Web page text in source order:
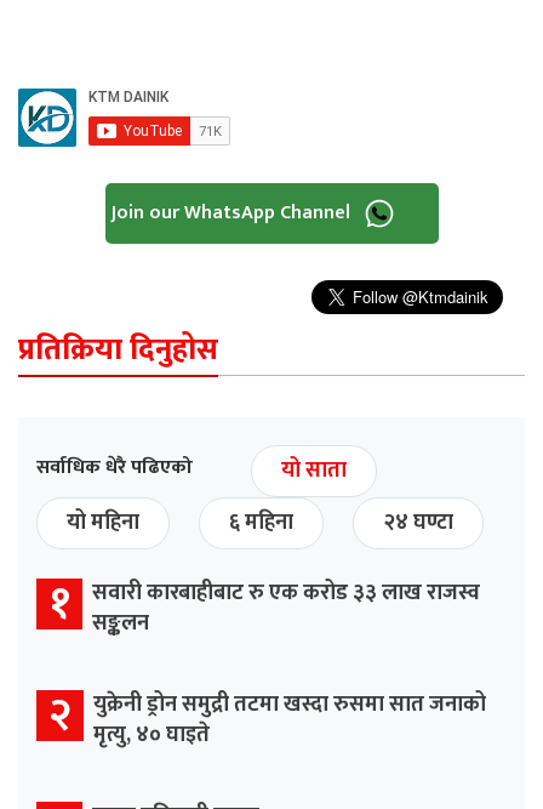
Join our WhatsApp Channel
प्रतिक्रिया दिनुहोस
सर्वाधिक धेरै पढिएको
यो साता
यो महिना
६ महिना २४ घण्टा
१ सवारी कारबाहीबाट रु एक करोड ३३ लाख राजस्व
सङ्कलन
२ युक्रेनी ड्रोन समुद्री तटमा खस्दा रुसमा सात जनाको
मृत्यु, ४० घाइते